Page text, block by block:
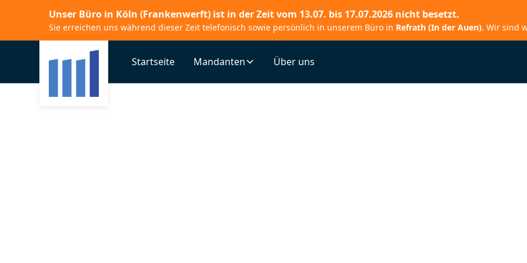
Unser Büro in Köln (Frankenwerft) ist in der Zeit vom 13.07. bis 17.07.2026 nicht besetzt.
Sie erreichen uns während dieser Zeit telefonisch sowie persönlich in unserem Büro in Refrath (In der Auen). Wir sind
Startseite Mandanten Über uns